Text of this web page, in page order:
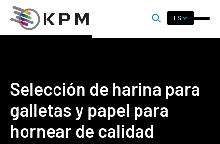
ES
Selección de harina para
galletas y papel para
hornear de calidad